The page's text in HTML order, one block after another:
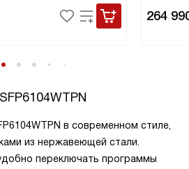
264
SFP6104WTPN
в современном стиле,
из нержавеющей стали.
переключать программы